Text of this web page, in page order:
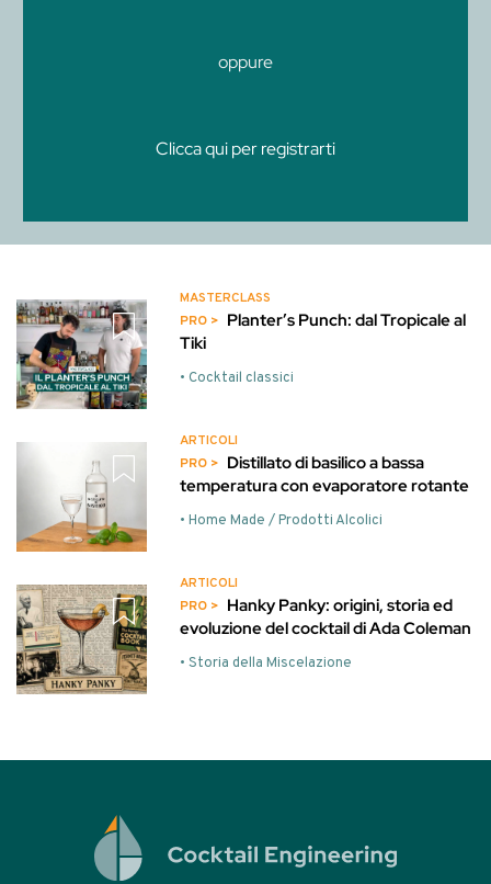
oppure
Clicca qui per registrarti
MASTERCLASS
Planter’s Punch: dal Tropicale al
Tiki
• Cocktail classici
ARTICOLI
Distillato di basilico a bassa
temperatura con evaporatore rotante
• Home Made / Prodotti Alcolici
ARTICOLI
Hanky Panky: origini, storia ed
evoluzione del cocktail di Ada Coleman
• Storia della Miscelazione